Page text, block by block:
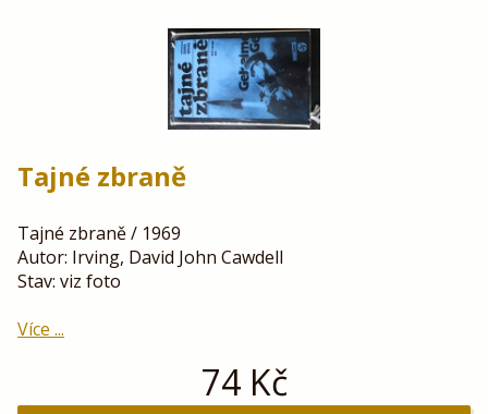
Tajné zbraně
Tajné zbraně / 1969
Autor: Irving, David John Cawdell
Stav: viz foto
Více ...
74Kč